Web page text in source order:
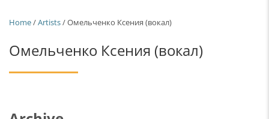
Home/Artists/ Омельченко Ксения (вокал)
Омельченко Ксения (вокал)